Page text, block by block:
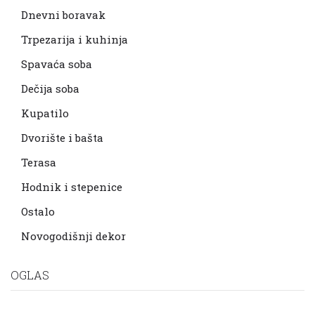
Dnevni boravak
Trpezarija i kuhinja
Spavaća soba
Dečija soba
Kupatilo
Dvorište i bašta
Terasa
Hodnik i stepenice
Ostalo
Novogodišnji dekor
OGLAS